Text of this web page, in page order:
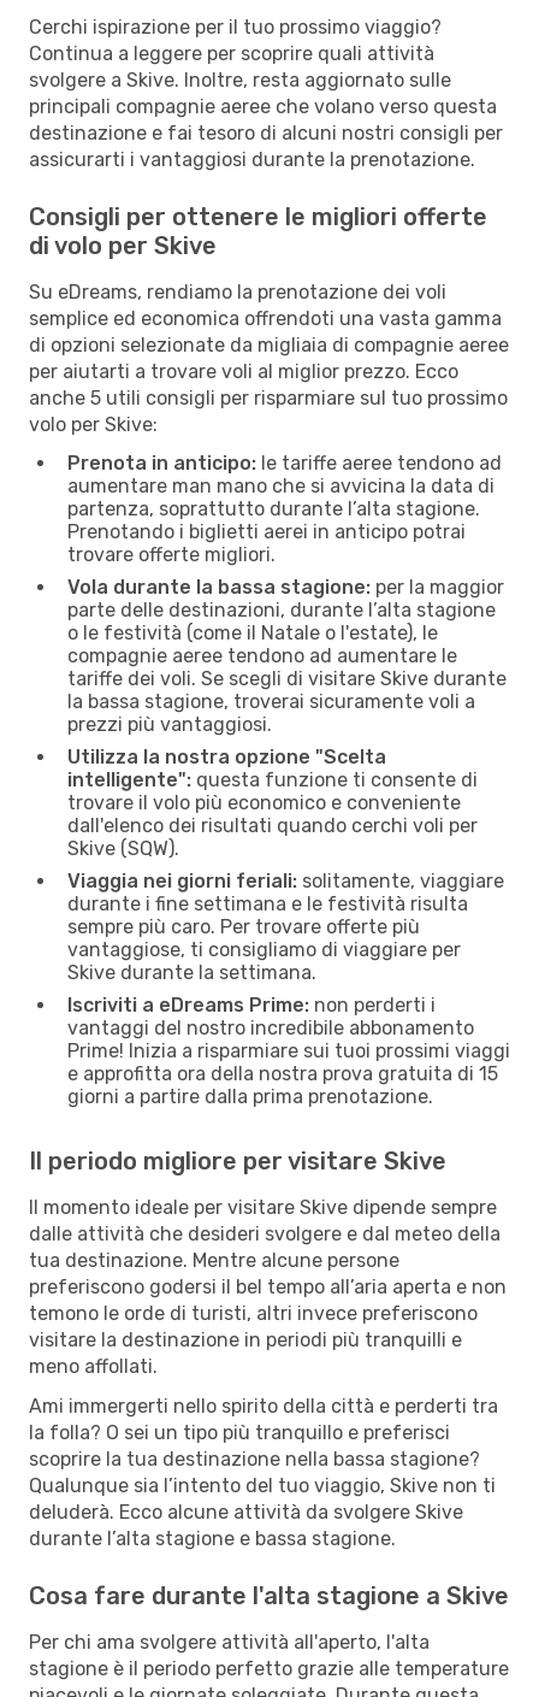
Cerchi ispirazione per il tuo prossimo viaggio?
Continua a leggere per scoprire quali attività
svolgere a Skive. Inoltre, resta aggiornato sulle
principali compagnie aeree che volano verso questa
destinazione e fai tesoro di alcuni nostri consigli per
assicurarti i vantaggiosi durante la prenotazione.
Consigli per ottenere le migliori offerte
di volo per Skive
Su eDreams, rendiamo la prenotazione dei voli
semplice ed economica offrendoti una vasta gamma
di opzioni selezionate da migliaia di compagnie aeree
per aiutarti a trovare voli al miglior prezzo. Ecco
anche 5 utili consigli per risparmiare sul tuo prossimo
volo per Skive:
Prenota in anticipo: le tariffe aeree tendono ad
aumentare man mano che si avvicina la data di
partenza, soprattutto durante l’alta stagione.
Prenotando i biglietti aerei in anticipo potrai
trovare offerte migliori.
Vola durante la bassa stagione: per la maggior
parte delle destinazioni, durante l’alta stagione
o le festività (come il Natale o l'estate), le
compagnie aeree tendono ad aumentare le
tariffe dei voli. Se scegli di visitare Skive durante
la bassa stagione, troverai sicuramente voli a
prezzi più vantaggiosi.
Utilizza la nostra opzione "Scelta
intelligente": questa funzione ti consente di
trovare il volo più economico e conveniente
dall'elenco dei risultati quando cerchi voli per
Skive (SQW).
Viaggia nei giorni feriali: solitamente, viaggiare
durante i fine settimana e le festività risulta
sempre più caro. Per trovare offerte più
vantaggiose, ti consigliamo di viaggiare per
Skive durante la settimana.
Iscriviti a eDreams Prime: non perderti i
vantaggi del nostro incredibile abbonamento
Prime! Inizia a risparmiare sui tuoi prossimi viaggi
e approfitta ora della nostra prova gratuita di 15
giorni a partire dalla prima prenotazione.
Il periodo migliore per visitare Skive
Il momento ideale per visitare Skive dipende sempre
dalle attività che desideri svolgere e dal meteo della
tua destinazione. Mentre alcune persone
preferiscono godersi il bel tempo all’aria aperta e non
temono le orde di turisti, altri invece preferiscono
visitare la destinazione in periodi più tranquilli e
meno affollati.
Ami immergerti nello spirito della città e perderti tra
la folla? O sei un tipo più tranquillo e preferisci
scoprire la tua destinazione nella bassa stagione?
Qualunque sia l’intento del tuo viaggio, Skive non ti
deluderà. Ecco alcune attività da svolgere Skive
durante l’alta stagione e bassa stagione.
Cosa fare durante l'alta stagione a Skive
Per chi ama svolgere attività all'aperto, l'alta
stagione è il periodo perfetto grazie alle temperature